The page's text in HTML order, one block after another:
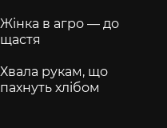
Жінка в агро — до
щастя
Хвала рукам, що
пахнуть хлібом